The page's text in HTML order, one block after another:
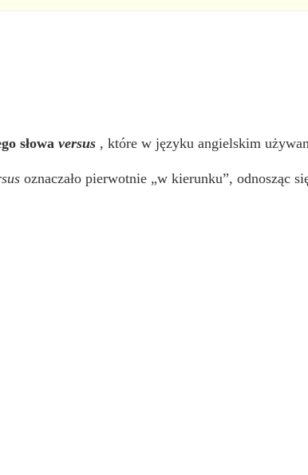
słowaversus , które w języku angielskim
oznaczało pierwotnie „w kierunku”, odnosząc